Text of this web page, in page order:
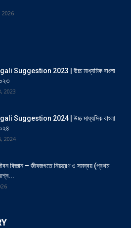
2026
Suggestion 2023 | উচ্চ মাধ্যমিক বাংলা
2023
Suggestion 2024 | উচ্চ মাধ্যমিক বাংলা
2024
বিজ্ঞান – জীবজগতে নিয়ন্ত্রণ ও সমন্বয় (প্রথম